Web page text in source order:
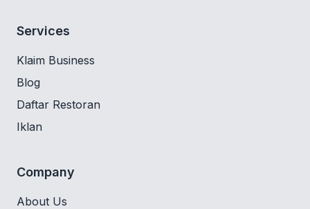
Services
Klaim Business
Blog
Daftar Restoran
Iklan
Company
About Us